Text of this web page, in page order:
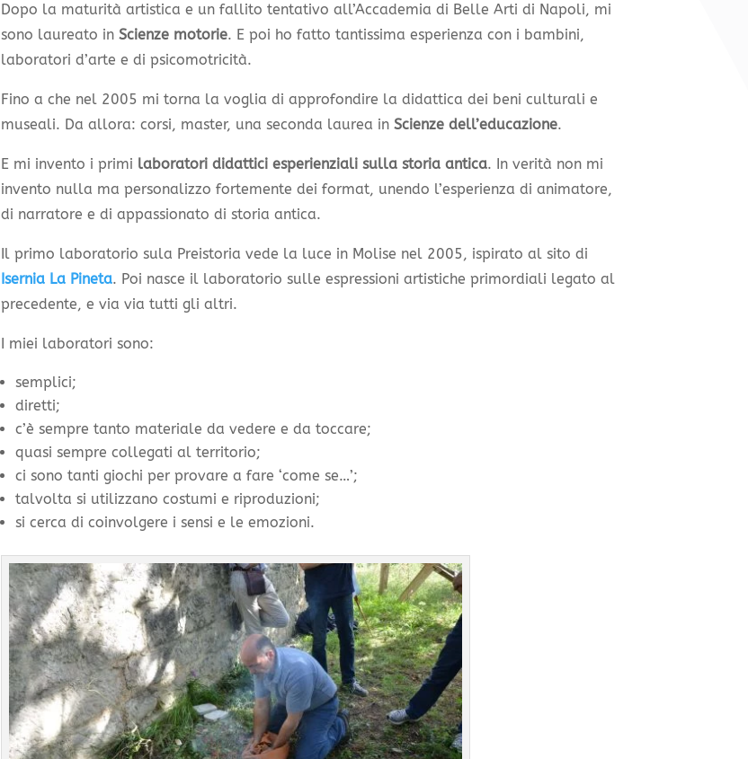
Dopo la maturità artistica e un fallito tentativo all’Accademia di Belle Arti di Napoli, mi
sono laureato in Scienze motorie. E poi ho fatto tantissima esperienza con i bambini,
laboratori d’arte e di psicomotricità.
Fino a che nel 2005 mi torna la voglia di approfondire la didattica dei beni culturali e
museali. Da allora: corsi, master, una seconda laurea in Scienze dell’educazione.
E mi invento i primi laboratori didattici esperienziali sulla storia antica. In verità non mi
invento nulla ma personalizzo fortemente dei format, unendo l’esperienza di animatore,
di narratore e di appassionato di storia antica.
Il primo laboratorio sula Preistoria vede la luce in Molise nel 2005, ispirato al sito di
Isernia La Pineta. Poi nasce il laboratorio sulle espressioni artistiche primordiali legato al
precedente, e via via tutti gli altri.
I miei laboratori sono:
semplici;
diretti;
c’è sempre tanto materiale da vedere e da toccare;
quasi sempre collegati al territorio;
ci sono tanti giochi per provare a fare ‘come se…’;
talvolta si utilizzano costumi e riproduzioni;
si cerca di coinvolgere i sensi e le emozioni.